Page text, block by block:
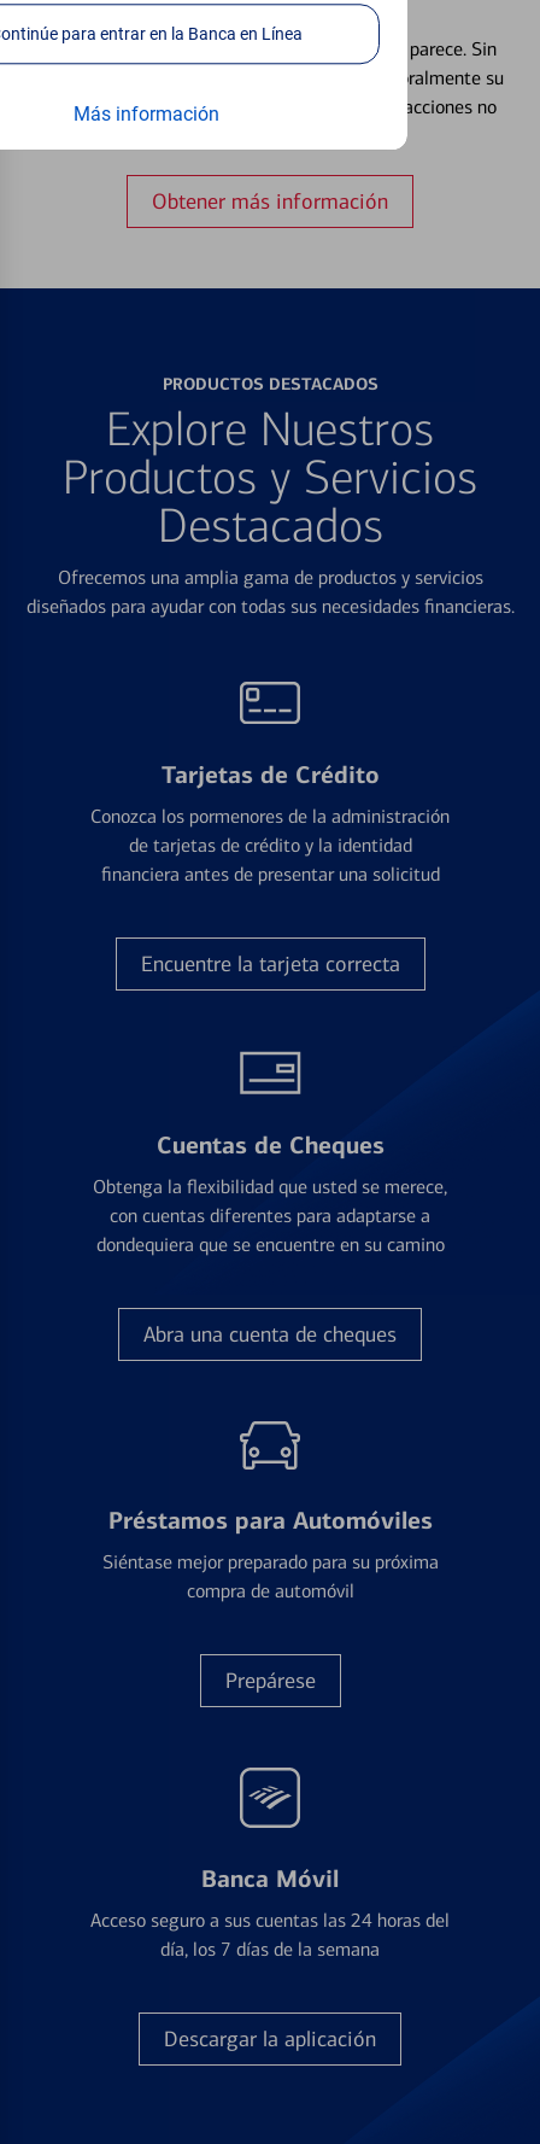
Continúe para entrar en la Banca en Línea
Más información
Débito⁴
Extraviar una tarjeta es más común de lo que parece. Sin
embargo, puede bloquear y desbloquear temporalmente su
tarjeta de débito para ayudar a prevenir transacciones no
Obtener más información
PRODUCTOS DESTACADOS
Explore Nuestros
Productos y Servicios
Destacados
Ofrecemos una amplia gama de productos y servicios
diseñados para ayudar con todas sus necesidades financieras.
Tarjetas de Crédito
Conozca los pormenores de la administración
de tarjetas de crédito y la identidad
financiera antes de presentar una solicitud
Encuentre la tarjeta correcta
Cuentas de Cheques
Obtenga la flexibilidad que usted se merece,
con cuentas diferentes para adaptarse a
dondequiera que se encuentre en su camino
Abra una cuenta de cheques
Préstamos para Automóviles
Siéntase mejor preparado para su próxima
compra de automóvil
Prepárese
Banca Móvil
Acceso seguro a sus cuentas las 24 horas del
día, los 7 días de la semana
Descargar la aplicación